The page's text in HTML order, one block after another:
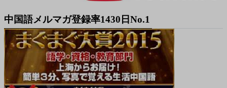
中国語メルマガ登録率1430日No.1